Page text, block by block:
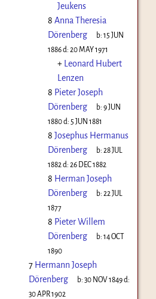
Jeukens
8 Anna Theresia
Dörenberg
b:15 JUN
1886d: 20 MAY 1971
+ Leonard Hubert
Lenzen
8 Pieter Joseph
Dörenberg
b:9 JUN
1880d: 5 JUN 1881
8 Josephus Hermanus
Dörenberg
b:28 JUL
1882 d: 26 DEC 1882
8 Herman Joseph
Dörenberg
b:22 JUL
1877
8 Pieter Willem
Dörenberg
b:14 OCT
1890
7 Hermann Joseph
Dörenberg
b:30 NOV 1849d:
30 APR 1902